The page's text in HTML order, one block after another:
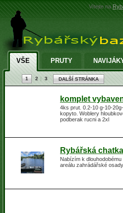
Vítejte na
VŠE PRUTY
1 2 3 DALŠÍ STRÁNKA
komplet
4ks prut. 0.2-10 g-10-
kopyto. Woblery
podberak rucni a 2xl
Rybářská chatka
Nabízím k
areálu zahrádářské